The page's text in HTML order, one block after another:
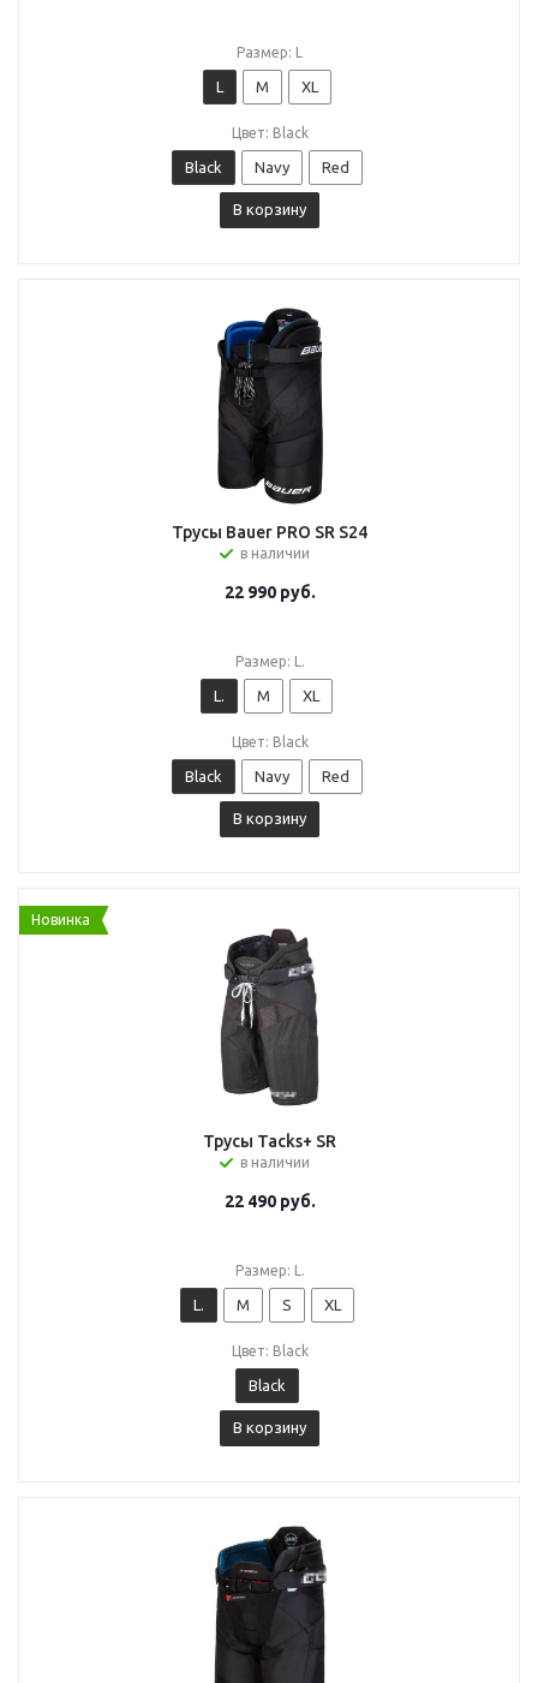
Размер: L
L M XL
Цвет: Black
Black Navy Red
В корзину
Трусы Bauer PRO SR S24
в наличии
22 990руб.
Размер: L.
L. M XL
Цвет: Black
Black Navy Red
В корзину
Новинка
Трусы Tacks+ SR
в наличии
22 490руб.
Размер: L.
L. M S XL
Цвет: Black
Black
В корзину